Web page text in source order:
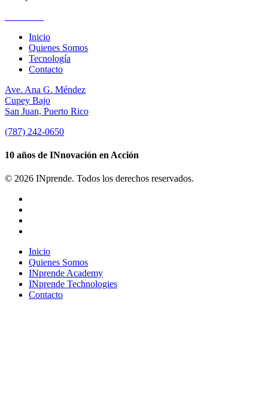
Inicio
Quienes Somos
Tecnología
Contacto
Ave. Ana G. Méndez
Cupey Bajo
San Juan, Puerto Rico
(787) 242-0650
10 años de INnovación en Acción
© 2026 INprende. Todos los derechos reservados.
Close
Menu
Inicio
Quienes Somos
INprende Academy
INprende Technologies
Contacto